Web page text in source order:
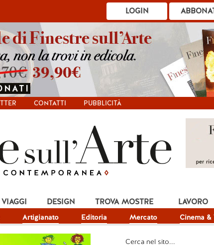
LOGIN
CONTATTI PUBBLICITÀ
Artigianato Editoria Mercato Cinema &
VIAGGI DESIGN TROVA MOSTRE LAVORO